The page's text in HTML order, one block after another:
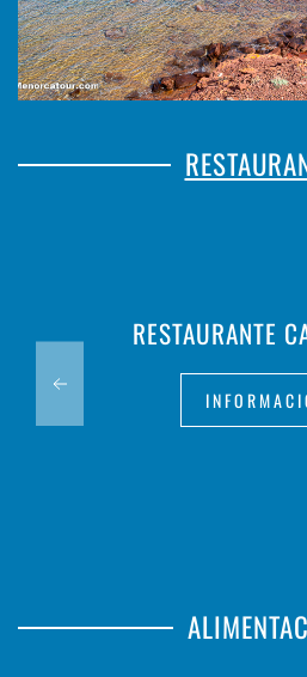
RESTAURANTE